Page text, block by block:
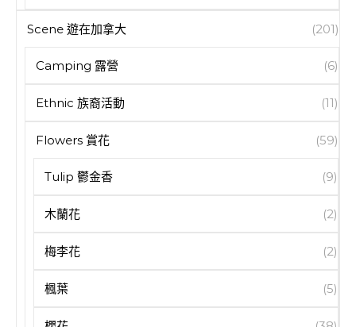
Scene 遊在加拿大 (201)
Camping 露營 (6)
Ethnic 族裔活動 (11)
Flowers 賞花 (59)
Tulip 鬱金香 (9)
木蘭花 (2)
梅李花 (2)
楓葉 (5)